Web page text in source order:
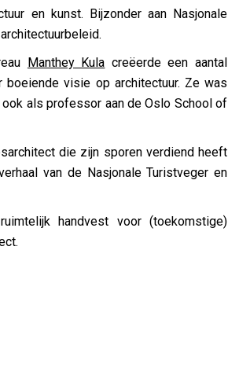
en kunst. Bijzonder aan Nasjonale
Manthey Kula creëerde een aantal
boeiende visie op architectuur. Ze was
als professor aan de Oslo School of
die zijn sporen verdiend heeft
van de Nasjonale Turistveger en
handvest voor (toekomstige)